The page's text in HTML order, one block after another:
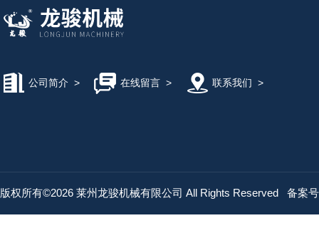
公司简介 > 在线留言> 联系我们 >
版权所有©2026 莱州龙骏机械有限公司 All Rights Reserved 备案